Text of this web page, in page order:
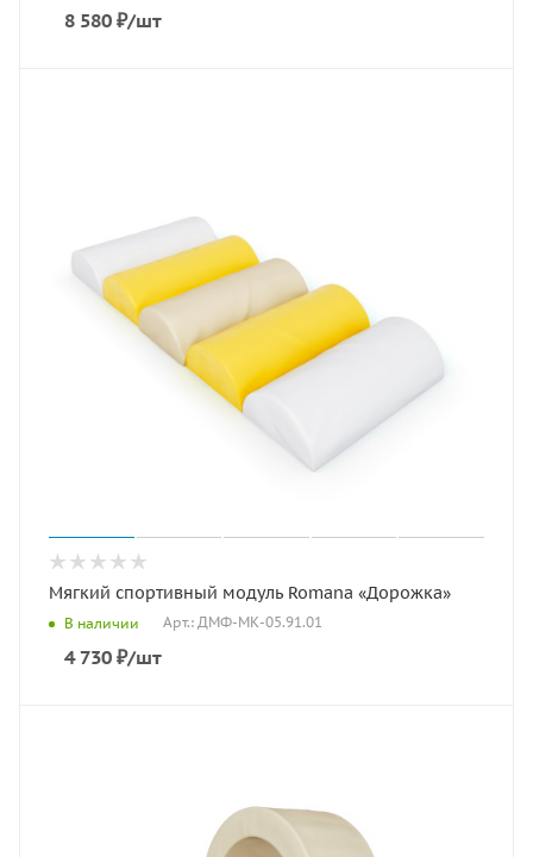
8 580 ₽/шт
Мягкий спортивный модуль Romana «Дорожка»
В наличии Арт.: ДМФ-МК-05.91.01
4 730 ₽/шт